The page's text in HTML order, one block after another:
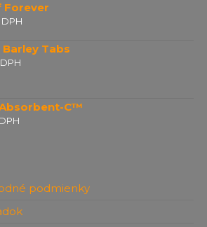
Forever
DPH
Barley Tabs
C™
podmienky